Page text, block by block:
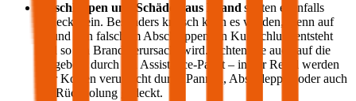
Abschleppen und Schäden aus Brand sollten ebenfalls
gedeckt sein. Besonders kritisch kann es werden, wenn auf
Grund von falschem Abschleppen ein Kurzschluss entsteht
und so ein Brand verursacht wird. Achten Sie auch auf die
Angebote durch ein Assistance-Paket – in der Regel werden
hier Kosten verursacht durch Pannen, Abschleppen oder auch
für Rückholung gedeckt.